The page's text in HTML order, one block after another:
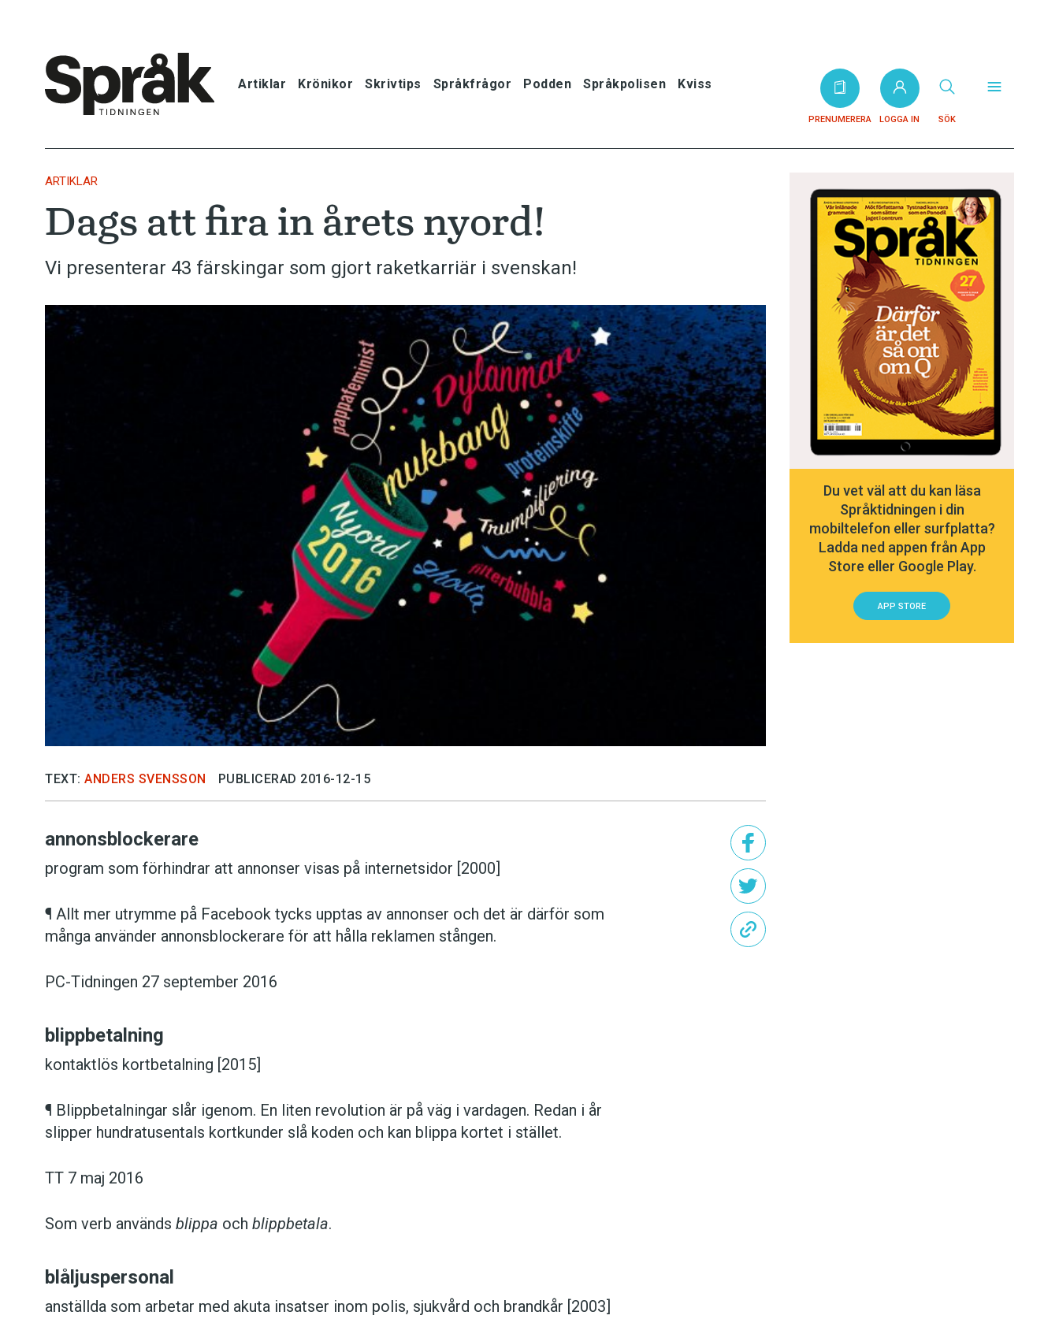
Artiklar Krönikor Skrivtips Språkfrågor Podden Språkpolisen Kviss
PRENUMERERA LOGGA IN SÖK
Krönikor
Språkfrågor
Skrivtips
Bokrecensioner
Podden
Anmäl till språkpolisen
Föreslå nyord
Annonsera
Prenumerera
Läs Språktidningen digitalt
Press
ARTIKLAR
Dags att fira in årets nyord!
Vi presenterar 43 färskingar som gjort raketkarriär i svenskan!
TEXT: ANDERS SVENSSON PUBLICERAD 2016-12-15
annonsblockerare
program som förhindrar att annonser visas på internetsidor [2000]
¶ Allt mer utrymme på Facebook tycks upptas av annonser och det är därför som
många använder annonsblockerare för att hålla reklamen stången.
PC-Tidningen 27 september 2016
blippbetalning
kontaktlös kortbetalning [2015]
¶ Blippbetalningar slår igenom. En liten revolution är på väg i vardagen. Redan i år
slipper hundratusentals kortkunder slå koden och kan blippa kortet i stället.
TT 7 maj 2016
Som verb används blippa och blippbetala.
blåljuspersonal
anställda som arbetar med akuta insatser inom polis, sjukvård och brandkår [2003]
Du vet väl att du kan läsa
Språktidningen i din
mobiltelefon eller surfplatta?
Ladda ned appen från App
Store eller Google Play.
APP STORE